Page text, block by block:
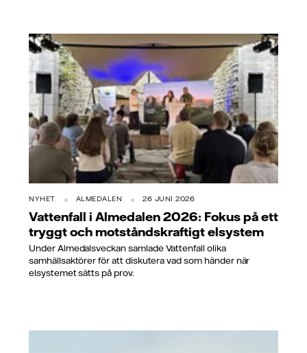
NYHET ALMEDALEN 26 JUNI 2026
Vattenfall i Almedalen 2026: Fokus på ett
tryggt och motståndskraftigt elsystem
Under Almedalsveckan samlade Vattenfall olika
samhällsaktörer för att diskutera vad som händer när
elsystemet sätts på prov.